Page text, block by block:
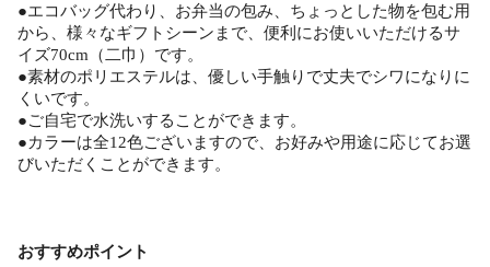
●エコバッグ代わり、お弁当の包み、ちょっとした物を包む用
から、様々なギフトシーンまで、便利にお使いいただけるサ
イズ70cm（二巾）です。
●素材のポリエステルは、優しい手触りで丈夫でシワになりに
くいです。
●ご自宅で水洗いすることができます。
●カラーは全12色ございますので、お好みや用途に応じてお選
びいただくことができます。
おすすめポイント